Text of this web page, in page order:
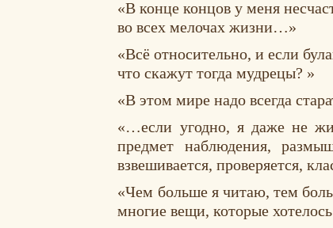
«В конце концов у меня
во всех мелочах жизни…»
«Всё относительно, и если
что скажут тогда мудрецы? »
«В этом мире надо всегда
«…если угодно, я даже не
предмет наблюдения,
взвешивается, проверяется,
«Чем больше я читаю, тем
многие вещи, которые